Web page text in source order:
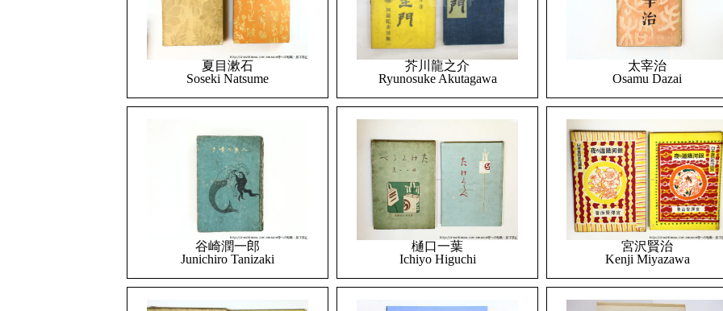
夏目漱石
Soseki Natsume
芥川龍之介
Ryunosuke Akutagawa
太宰治
Osamu Dazai
谷崎潤一郎
Junichiro Tanizaki
樋口一葉
Ichiyo Higuchi
宮沢賢治
Kenji Miyazawa